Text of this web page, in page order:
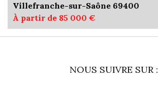
Villefranche-sur-Saône 69400
À partir de 85 000 €
NOUS SUIVRE SUR :